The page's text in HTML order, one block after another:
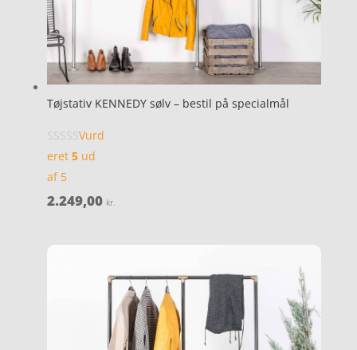
Tøjstativ KENNEDY sølv – bestil på specialmål
Vurd
eret 5ud
af 5
2.249,00 kr.